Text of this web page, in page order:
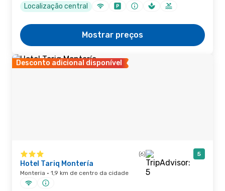
Localização central
Mostrar preços
Desconto adicional disponível
(6) 5
Hotel Tariq Montería
Monteria · 1,9 km de centro da cidade